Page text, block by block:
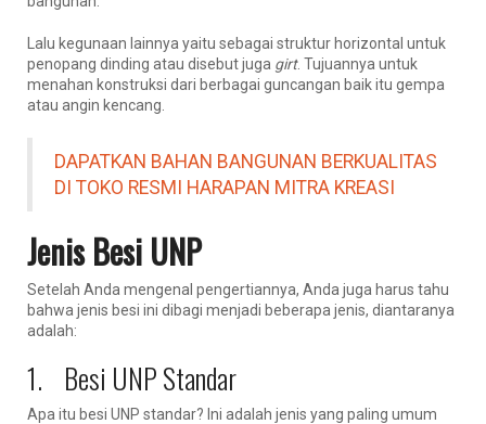
Lalu kegunaan lainnya yaitu sebagai struktur horizontal untuk
penopang dinding atau disebut juga girt. Tujuannya untuk
menahan konstruksi dari berbagai guncangan baik itu gempa
atau angin kencang.
DAPATKAN BAHAN BANGUNAN BERKUALITAS
DI TOKO RESMI HARAPAN MITRA KREASI
Jenis Besi UNP
Setelah Anda mengenal pengertiannya, Anda juga harus tahu
bahwa jenis besi ini dibagi menjadi beberapa jenis, diantaranya
adalah:
1. Besi UNP Standar
Apa itu besi UNP standar? Ini adalah jenis yang paling umum